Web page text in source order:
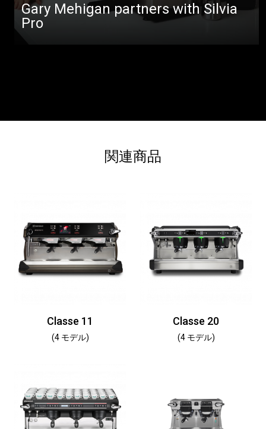
Gary Mehigan partners with Silvia
Pro
関連商品
Classe 11
(4 モデル)
Classe 20
(4 モデル)